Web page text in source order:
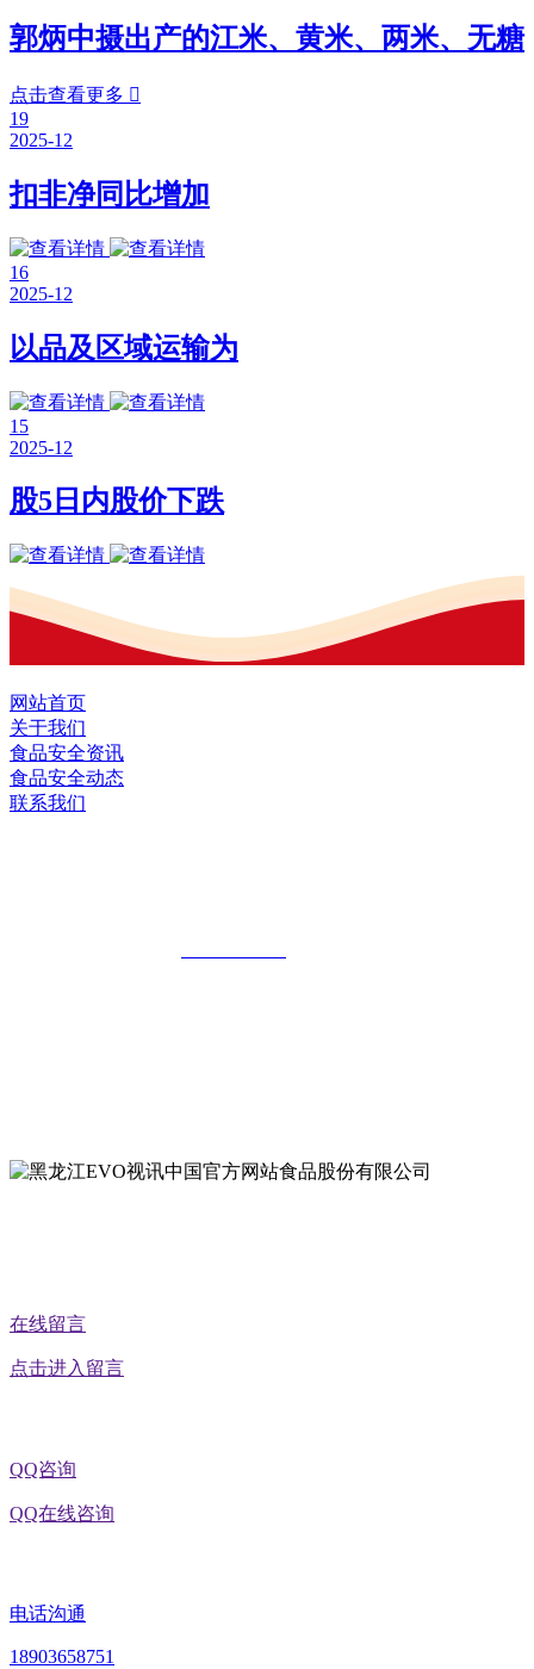
郭炳中摄出产的江米、黄米、两米、无糖
点击查看更多 
19
2025-12
扣非净同比增加
16
2025-12
以品及区域运输为
15
2025-12
股5日内股价下跌
网站首页
关于我们
食品安全资讯
食品安全动态
联系我们
在线留言
点击进入留言
QQ咨询
QQ在线咨询
电话沟通
18903658751